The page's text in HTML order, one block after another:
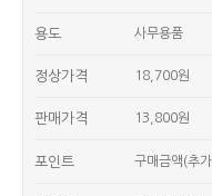
용도 사무용품
정상가격 18,700원
판매가격 13,800원
포인트 구매금액(추